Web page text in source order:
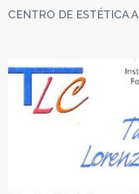
CENTRO DE ESTÉTICA